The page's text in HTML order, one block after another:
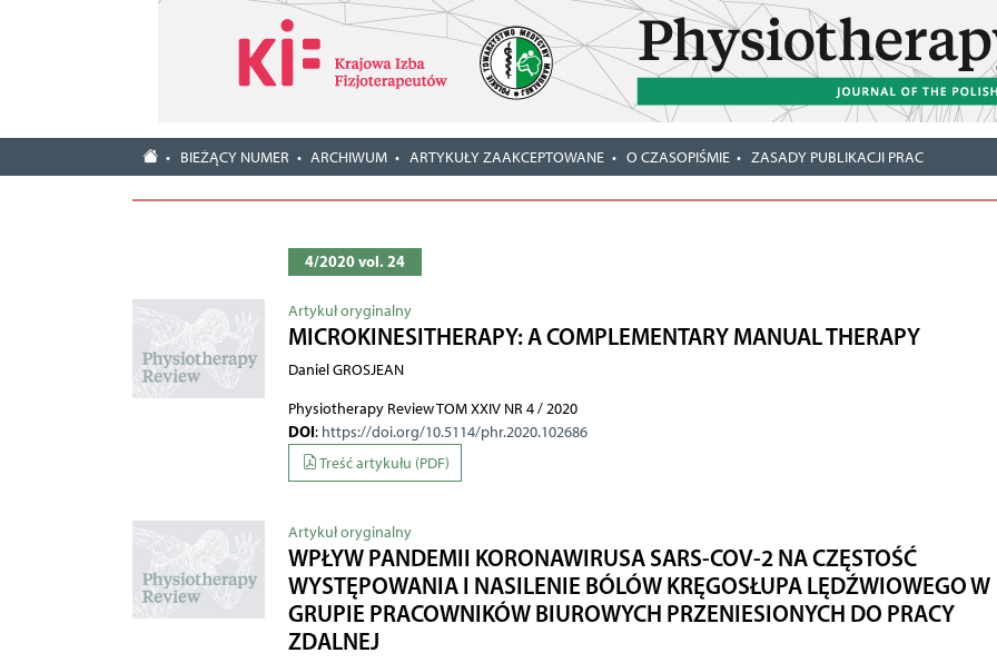
BIEŻĄCY NUMER ARCHIWUM ARTYKUŁY ZAAKCEPTOWANE O CZASOPIŚMIE ZASADY PUBLIKACJI PRAC
4/2020 vol. 24
Artykuł oryginalny
MICROKINESITHERAPY: A COMPLEMENTARY MANUAL THERAPY
Daniel GROSJEAN
Physiotherapy Review TOM XXIV NR 4 / 2020
DOI: https://doi.org/10.5114/phr.2020.102686
Treść artykułu (PDF)
Artykuł oryginalny
WPŁYW PANDEMII KORONAWIRUSA SARS-COV-2 NA CZĘSTOŚĆ
WYSTĘPOWANIA I NASILENIE BÓLÓW KRĘGOSŁUPA LĘDŹWIOWEGO W
GRUPIE PRACOWNIKÓW BIUROWYCH PRZENIESIONYCH DO PRACY
ZDALNEJ